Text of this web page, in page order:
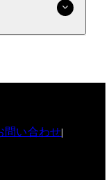
問い合わせ